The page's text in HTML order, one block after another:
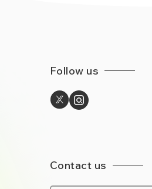
Follow us
Contact us